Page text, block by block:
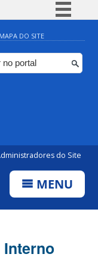
Simplifique!
BR
Participe
MAPA DO SITE
do Site
MENU
Interno